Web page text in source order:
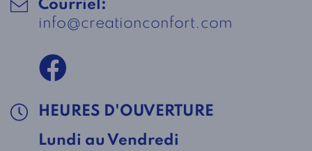
Courriel:
info@creationconfort.com
HEURES D'OUVERTURE
Lundi au Vendredi